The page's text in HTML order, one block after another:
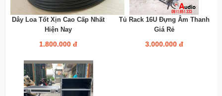
Dây Loa Tốt Xịn Cao Cấp Nhất
Hiện Nay
1.800.000 đ
Tủ Rack 16U Đựng Âm Thanh
Giá Rẻ
3.000.000 đ